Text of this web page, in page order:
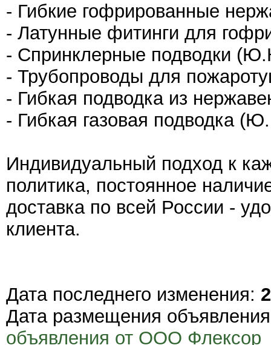
- Гибкие гофрированные
- Латунные фитинги для
- Спринклерные подводки
- Трубопроводы для
- Гибкая подводка из
- Гибкая газовая подводка
Индивидуальный подход к
политика, постоянное
доставка по всей России -
клиента.
Дата последнего изменения:
Дата размещения
объявления от ООО Флексор